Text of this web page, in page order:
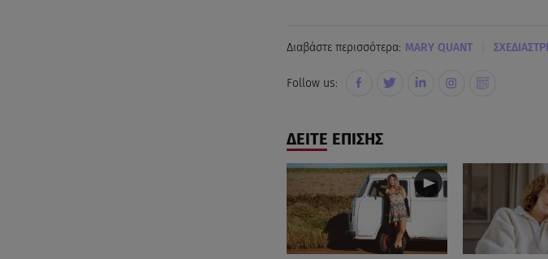
Διαβάστε περισσότερα: MARY QUANT
Follow us:
ΔΕΙΤΕ ΕΠΙΣΗΣ